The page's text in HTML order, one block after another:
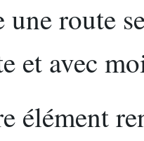
une route
et avec
élément